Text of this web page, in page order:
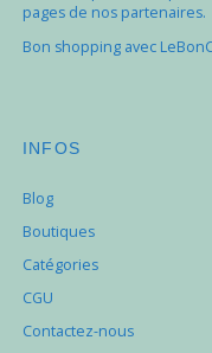
pages de nos partenaires.
Bon shopping avec
INFOS
Blog
Boutiques
Catégories
CGU
Contactez-nous